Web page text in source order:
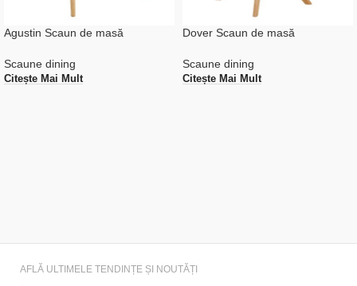
Agustin Scaun de masă
Scaune dining
Citește Mai Mult
Dover Scaun de masă
Scaune dining
Citește Mai Mult
AFLĂ ULTIMELE TENDINȚE ȘI NOUTĂȚI